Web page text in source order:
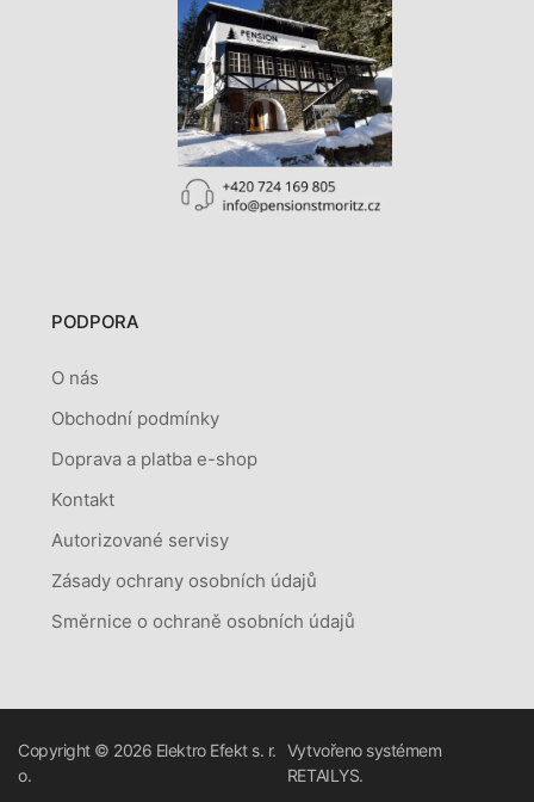
PODPORA
O nás
Obchodní podmínky
Doprava a platba e-shop
Kontakt
Autorizované servisy
Zásady ochrany osobních údajů
Směrnice o ochraně osobních údajů
Copyright © 2026 Elektro Efekt s. r.
o.
Vytvořeno systémem
RETAILYS.